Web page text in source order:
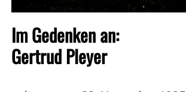
Im Gedenken an:
Gertrud Pleyer